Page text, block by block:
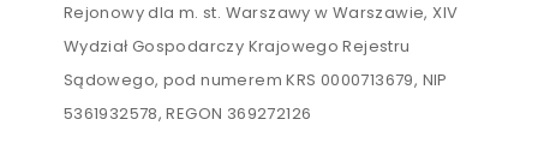
Rejonowy dla m. st. Warszawy w Warszawie, XIV
Wydział Gospodarczy Krajowego Rejestru
Sądowego, pod numerem KRS 0000713679, NIP
5361932578, REGON 369272126